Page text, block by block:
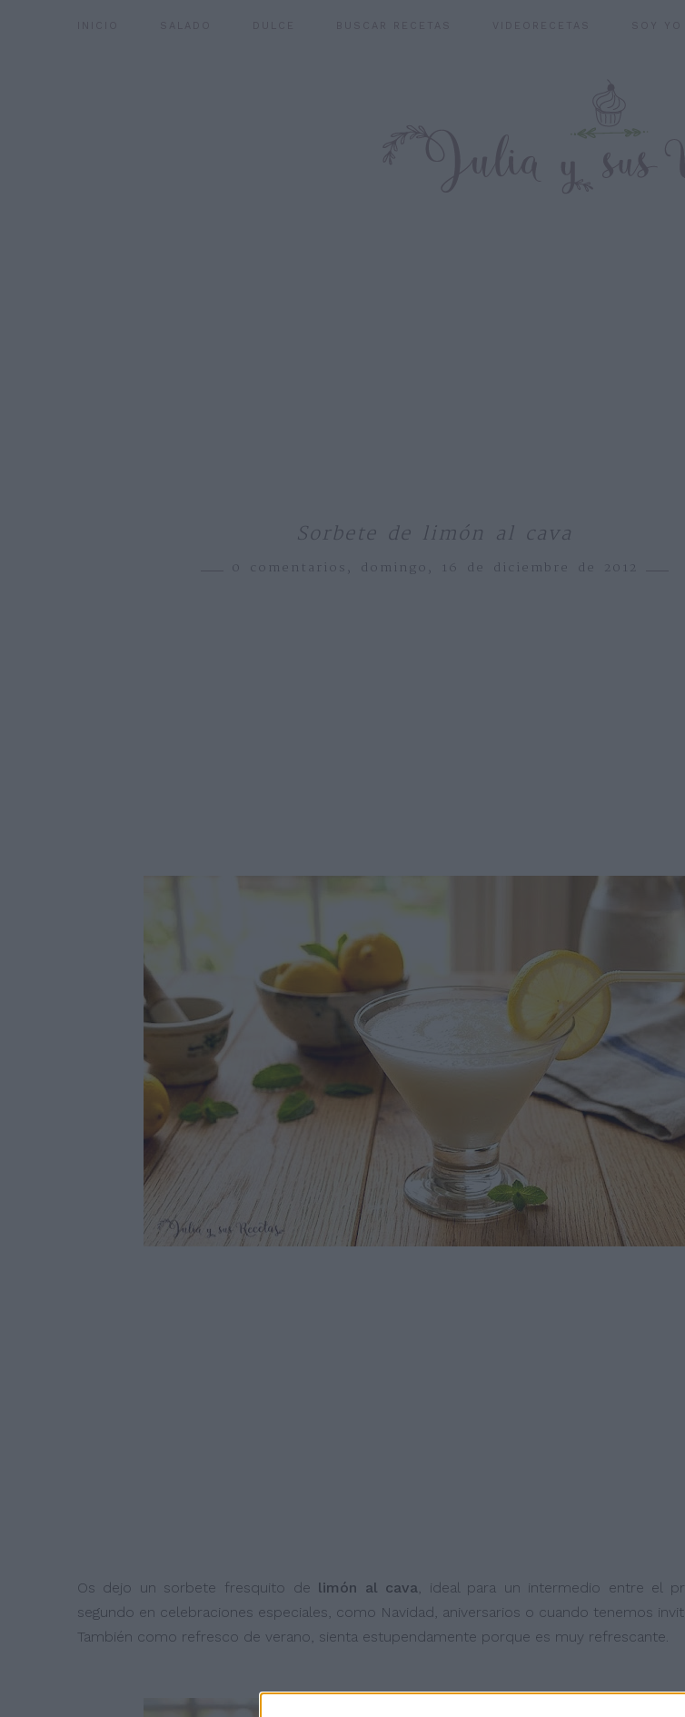
Sorbete de limón al cava
0 comentarios, domingo, 16 de diciembre de 2012
Os dejo un sorbete fresquito de limón al cava, ideal para un intermedio entre el
segundo en celebraciones especiales, como Navidad, aniversarios o cuando tenemos
También como refresco de verano, sienta estupendamente porque es muy refrescante.